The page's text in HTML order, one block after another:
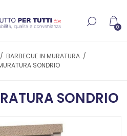
0
/ BARBECUE IN MURATURA /
SONDRIO
SONDRIO